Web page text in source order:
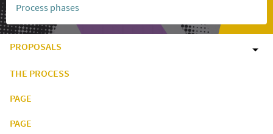
Process phases
PROPOSALS
THE PROCESS
PAGE
PAGE